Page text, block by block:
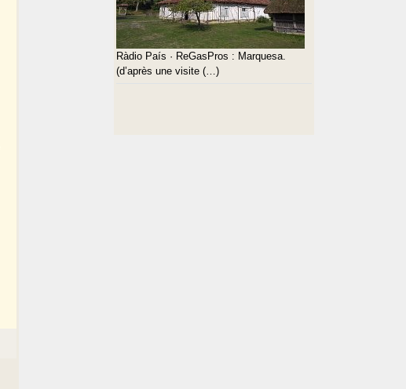
Ràdio País · ReGasPros : Marquesa.
(d’après une visite (…)